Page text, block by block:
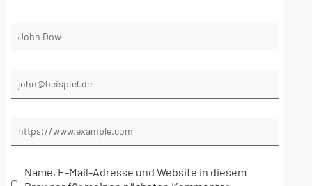
Name, E-Mail-Adresse und Website in diesem